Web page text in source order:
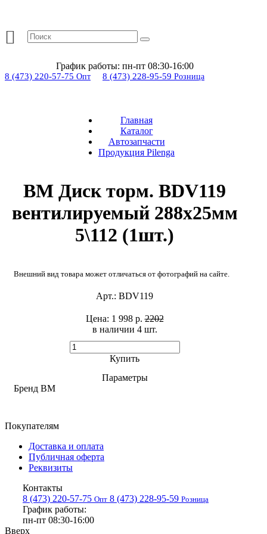
График работы: пн-пт 08:30-16:00
8 (473) 220-57-75 Опт 8 (473) 228-95-59 Розница
Главная
Каталог
Автозапчасти
Продукция Pilenga
BM Диск торм. BDV119
вентилируемый 288х25мм
5\112 (1шт.)
Внешний вид товара может отличаться от фотографий на сайте.
Арт.: BDV119
в наличии 4 шт. ​
Цена: 1 998 р.2202
Купить
Параметры
Бренд BM
Покупателям
Доставка и оплата
Публичная оферта
Реквизиты
Контакты
8 (473) 220-57-75 Опт 8 (473) 228-95-59 Розница
График работы:
пн-пт 08:30-16:00
Вверх